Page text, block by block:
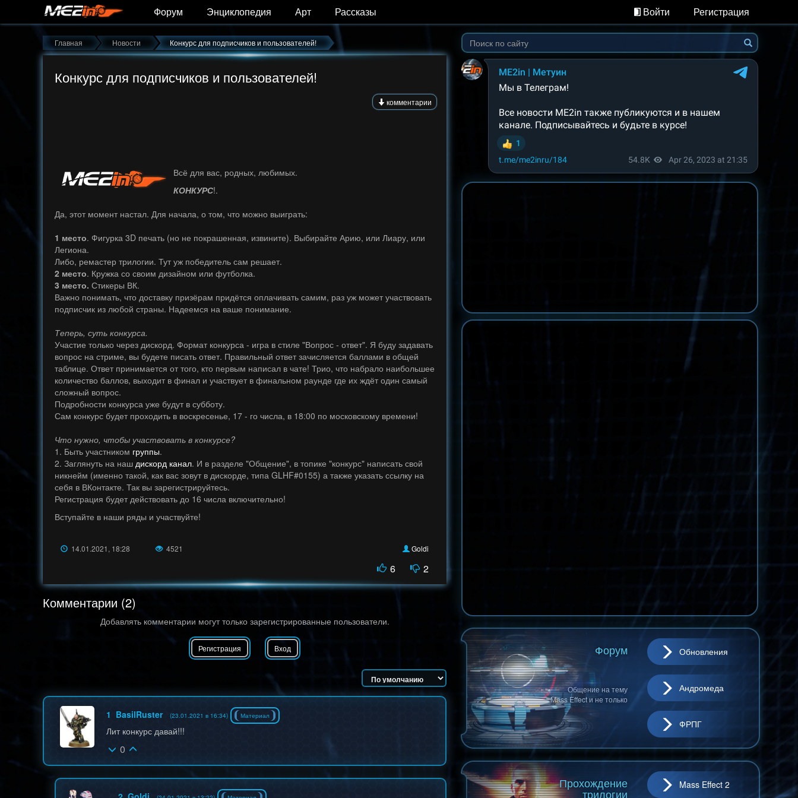
Форум Энциклопедия Арт Рассказы Войти Регистрация
Главная Новости Конкурс для подписчиков и пользователей!
Конкурс для подписчиков и пользователей!
комментарии
Всё для вас, родных, любимых.
КОНКУРС!.
Да, этот момент настал. Для начала, о том, что можно выиграть:
1 место. Фигурка 3D печать (но не покрашенная, извините). Выбирайте Арию, или Лиару, или
Легиона.
Либо, ремастер трилогии. Тут уж победитель сам решает.
2 место. Кружка со своим дизайном или футболка.
3 место. Стикеры ВК.
Важно понимать, что доставку призёрам придётся оплачивать самим, раз уж может участвовать
подписчик из любой страны. Надеемся на ваше понимание.
Теперь, суть конкурса.
Участие только через дискорд. Формат конкурса - игра в стиле "Вопрос - ответ". Я буду задавать
вопрос на стриме, вы будете писать ответ. Правильный ответ зачисляется баллами в общей
таблице. Ответ принимается от того, кто первым написал в чате! Трио, что набрало наибольшее
количество баллов, выходит в финал и участвует в финальном раунде где их ждёт один самый
сложный вопрос.
Подробности конкурса уже будут в субботу.
Сам конкурс будет проходить в воскресенье, 17 - го числа, в 18:00 по московскому времени!
Что нужно, чтобы участвовать в конкурсе?
1. Быть участником группы.
2. Заглянуть на наш дискорд канал. И в разделе "Общение", в топике "конкурс" написать свой
никнейм (именно такой, как вас зовут в дискорде, типа GLHF#0155) а также указать ссылку на
себя в ВКонтакте. Так вы зарегистрируйтесь.
Регистрация будет действовать до 16 числа включительно!
Вступайте в наши ряды и участвуйте!
14.01.2021, 18:28 4521 Goldi
6 2
Комментарии (2)
Добавлять комментарии могут только зарегистрированные пользователи.
Регистрация Вход
1 BasilRuster (23.01.2021 в 16:34) Материал
Лит конкурс давай!!!
0
Форум
Общение на тему
Mass Effect и не только
Обновления
Андромеда
ФРПГ
Прохождение
трилогии
Mass Effect 2